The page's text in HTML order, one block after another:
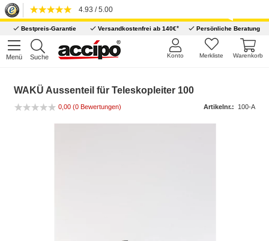
4.93 / 5.00
Bestpreis-Garantie Versandkostenfrei ab 140€* Persönliche Beratung
Menü Suche Warenkorb
Merkliste
Konto
WAKÜ Aussenteil für Teleskopleiter 100
0,00 (0 Bewertungen) Artikelnr.: 100-A